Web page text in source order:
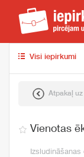
Visi iepirkumi
Atpakaļ uz
Vienotas
Izsludināšanas